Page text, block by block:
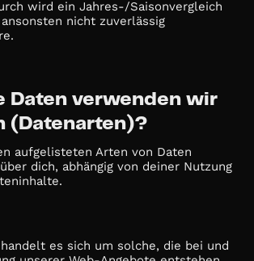
wird ein Jahres-/Saisonvergleich
nicht zuverlässig
Daten verwenden wir
(Datenarten)?
aufgelisteten Arten von Daten
dich, abhängig von deiner Nutzung
es sich um solche, die bei und